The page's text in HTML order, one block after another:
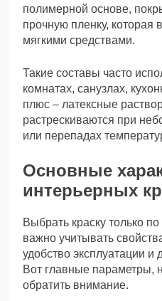
полимерной основе,
прочную пленку,
мягкими средствами.
Такие составы часто
комнатах, санузлах,
плюс – латексные
растрескиваются при
или перепадах
Основные
интерьерных
Выбрать краску только
важно учитывать
удобство эксплуатации и
Вот главные параметры,
обратить внимание.